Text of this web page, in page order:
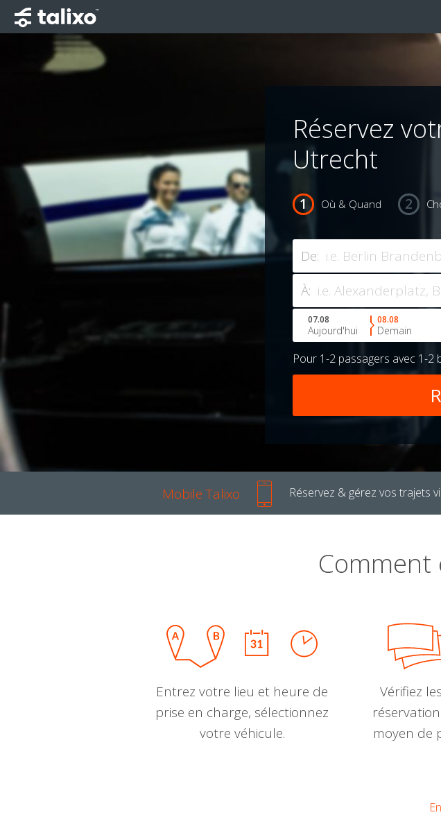
Réservez
Utrecht
Où & Quand
De:
À:
07.08
Aujourd'hui
08.08
Demain
Pour 1-2 passagers avec 1-2
Mobile Talixo Réservez & gérez vos trajets
Comment
Entrez votre lieu et heure de
prise en charge, sélectionnez
votre véhicule.
Vérifiez
moyen de